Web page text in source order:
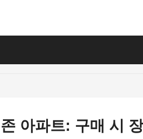
아파트: 구매 시